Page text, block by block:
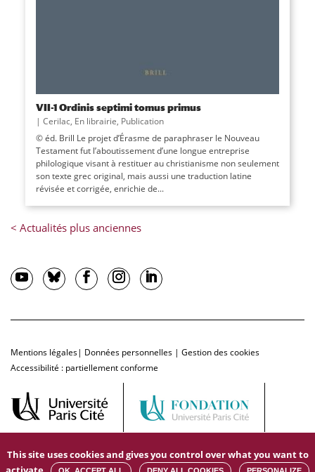
VII-1 Ordinis septimi tomus primus
| Cerilac, En librairie, Publication
© éd. Brill Le projet d’Érasme de paraphraser le Nouveau
Testament fut l’aboutissement d’une longue entreprise
philologique visant à restituer au christianisme non seulement
son texte grec original, mais aussi une traduction latine
révisée et corrigée, enrichie de...
Mentions légales| Données personnelles | Gestion des cookies
Accessibilité : partiellement conforme
This site uses cookies and gives you control over what you want to